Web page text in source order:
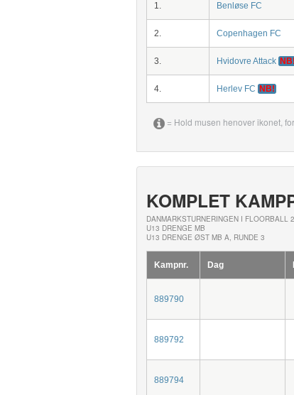
1. Benløse FC
2. Copenhagen FC
3. Hvidovre Attack NB!
4. Herlev FC NB!
= Hold musen henover ikonet,
KOMPLET
DANMARKSTURNERINGEN I FLOORBALL
U13 DRENGE MB
U13 DRENGE ØST MB A, RUNDE 3
Kampnr. Dag
889790
889792
889794